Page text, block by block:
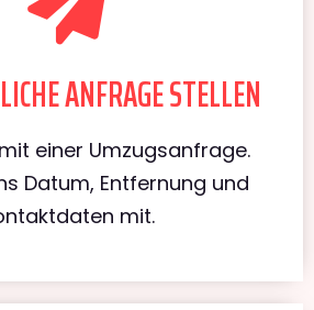
ANFRAGE STELLEN
einer Umzugsanfrage.
Datum, Entfernung und
mit.